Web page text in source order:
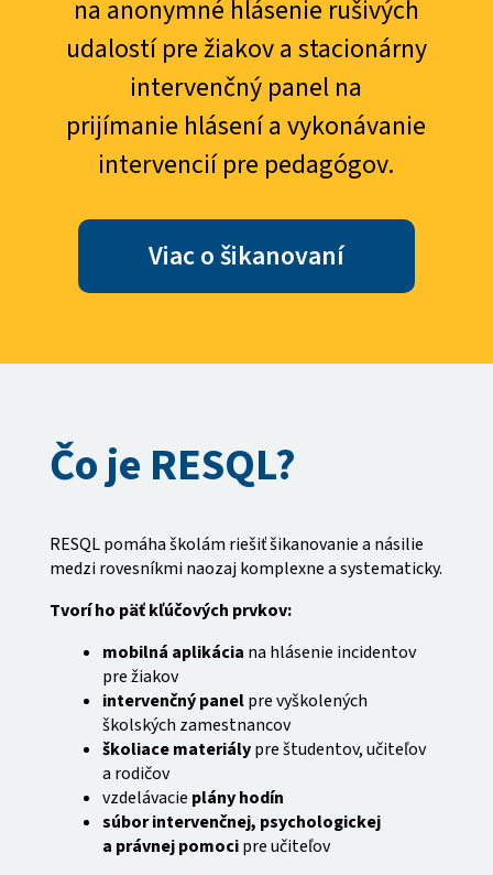
na anonymné hlásenie rušivých
udalostí pre žiakov a stacionárny
intervenčný panel na
prijímanie hlásení a vykonávanie
intervencií pre pedagógov.
Viac o šikanovaní
Čo je RESQL?
RESQL pomáha školám riešiť šikanovanie a násilie
medzi rovesníkmi naozaj komplexne a systematicky.
Tvorí ho päť kľúčových prvkov:
mobilná aplikácia na hlásenie incidentov
pre žiakov
intervenčný panelpre vyškolených
školských zamestnancov
školiace materiálypre študentov, učiteľov
a rodičov
vzdelávacie plány hodín
súbor intervenčnej, psychologickej
a právnej pomocipre učiteľov